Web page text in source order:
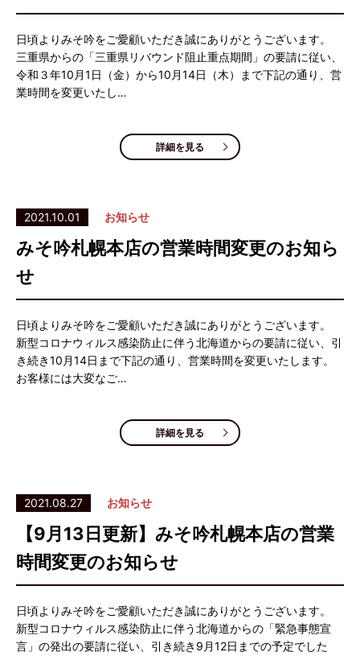
日頃よりみそ吟をご愛顧いただき誠にありがとうございます。
三重県からの「三重県リバウンド阻止重点期間」の要請に従い、
令和３年10月1日（金）から10月14日（木）まで下記の通り、営
業時間を変更いたし…
詳細を見る
2021.10.01 お知らせ
みそ吟札幌本店の営業時間変更のお知ら
せ
日頃よりみそ吟をご愛顧いただき誠にありがとうございます。
新型コロナウィルス感染防止に伴う北海道からの要請に従い、引
き続き10月14日まで下記の通り、営業時間を変更いたします。
お客様には大変なご…
詳細を見る
2021.08.27 お知らせ
【9月13日更新】みそ吟札幌本店の営業
時間変更のお知らせ
日頃よりみそ吟をご愛顧いただき誠にありがとうございます。
新型コロナウィルス感染防止に伴う北海道からの「緊急事態宣
言」の発出の要請に従い、引き続き9月12日までの予定でした